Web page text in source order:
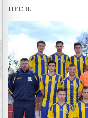
HFC II.